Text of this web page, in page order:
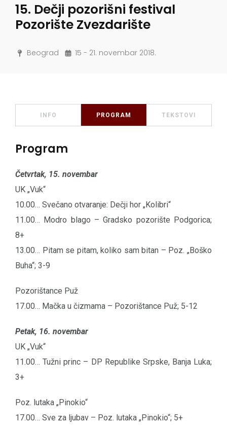
15. Dečji pozorišni festival
Pozorište Zvezdarište
Beograd 15 - 21. novembar 2018.
INFO PROGRAM TEKSTOVI
Program
Četvrtak, 15. novembar
UK „Vuk“
10.00… Svečano otvaranje: Dečji hor „Kolibri“
11.00… Modro blago – Gradsko pozorište Podgorica;
8+
13.00… Pitam se pitam, koliko sam bitan – Poz. „Boško
Buha“; 3-9
Pozorištance Puž
17.00… Mačka u čizmama – Pozorištance Puž; 5-12
Petak, 16. novembar
UK „Vuk“
11.00… Tužni princ – DP Republike Srpske, Banja Luka;
3+
Poz. lutaka „Pinokio“
17.00… Sve za ljubav – Poz. lutaka „Pinokio“; 5+